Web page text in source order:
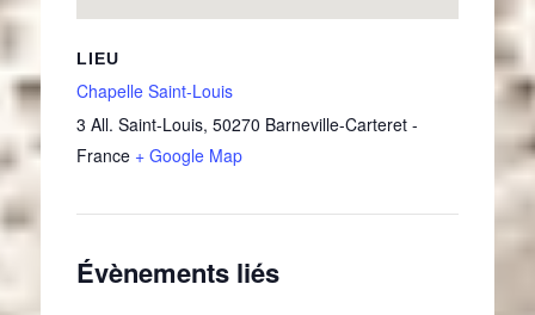
LIEU
Chapelle Saint-Louis
3 All. Saint-Louis, 50270 Barneville-Carteret -
France + Google Map
Évènements liés